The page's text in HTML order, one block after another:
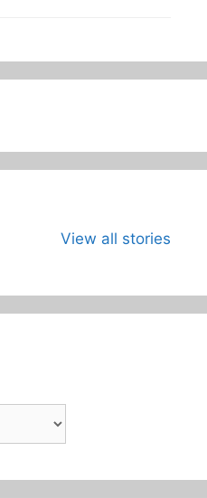
View all stories
युगाची सुरुवात
दिन